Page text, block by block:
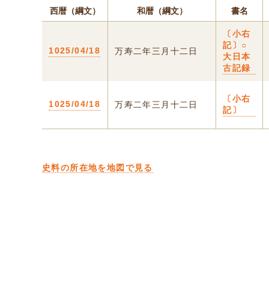
西暦（綱文） 和暦（綱文） 書名
1025/04/18 万寿二年三月十二日
〔小右
記〕○
大日本
古記録
1025/04/18 万寿二年三月十二日
〔小右
記〕
史料の所在地を地図で見る